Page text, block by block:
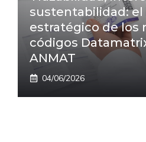
sustentabilidad:
estratégico de los
códigos
ANMAT
04/06/2026